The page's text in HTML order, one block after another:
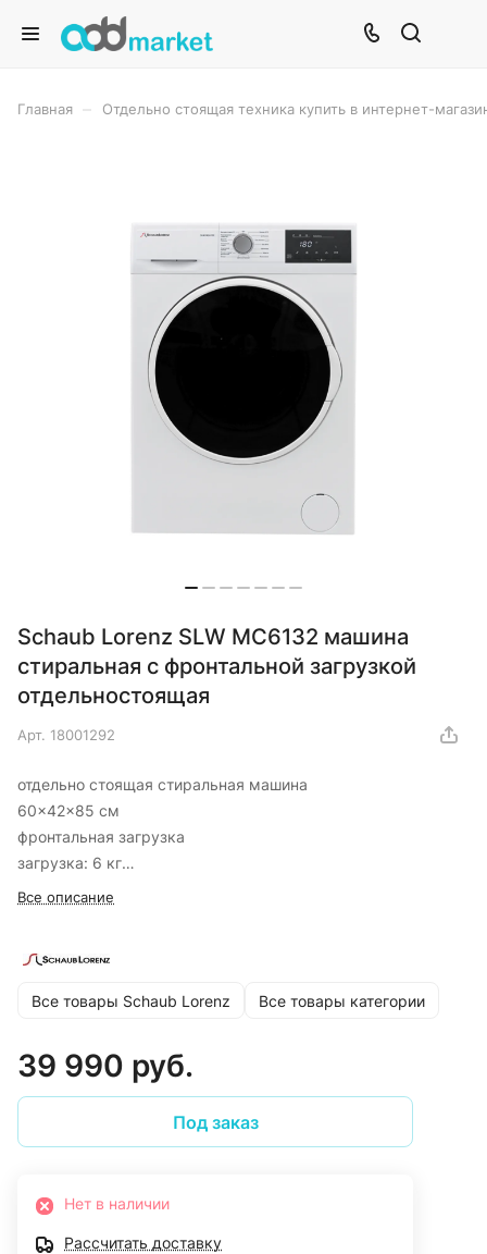
Главная Отдельно стоящая техника купить в интернет-
Schaub Lorenz SLW MC6132 машина
стиральная с фронтальной загрузкой
отдельностоящая
Арт. 18001292
отдельно стоящая стиральная машина
60x42x85 см
фронтальная загрузка
загрузка: 6 кг
класс энергопотребления: A++
защита от протечек
защита от детей
Все описание
Все товары Schaub Lorenz Все товары категории
39 990 руб.
Под заказ
Нет в наличии
Рассчитать доставку